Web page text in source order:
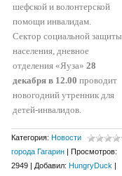
шефской и волонтерской
помощи инвалидам.
Сектор социальной защиты
населения, дневное
отделения «Яуза» 28
декабря в 12.00 проводит
новогодний утренник для
детей-инвалидов.
Категория: Новости
города Гагарин | Просмотров:
2949 | Добавил: HungryDuck |